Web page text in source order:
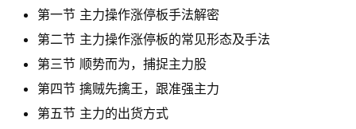
第一节 主力操作涨停板手法解密
第二节 主力操作涨停板的常见形态及手法
第三节 顺势而为，捕捉主力股
第四节 擒贼先擒王，跟准强主力
第五节 主力的出货方式